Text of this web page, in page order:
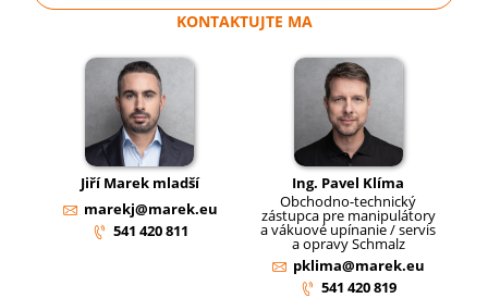
KONTAKTUJTE MA
Jiří Marek mladší
marekj@marek.eu
541 420 811
Ing. Pavel Klíma
Obchodno-technický
zástupca pre manipulátory
a vákuové upínanie / servis
a opravy Schmalz
pklima@marek.eu
541 420 819